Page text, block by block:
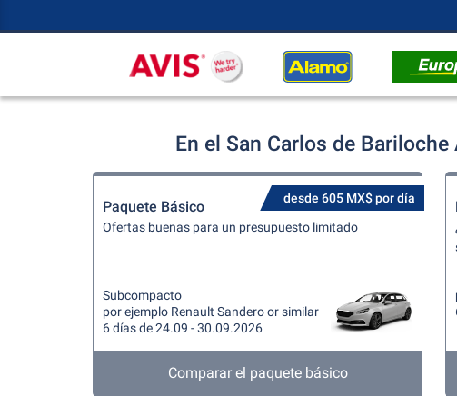
En el San Carlos de
desde 605 MX$ por día
Paquete Básico
Ofertas buenas para un presupuesto limitado
Subcompacto
por ejemplo Renault Sandero or similar
6 días de 24.09 - 30.09.2026
Comparar el paquete básico